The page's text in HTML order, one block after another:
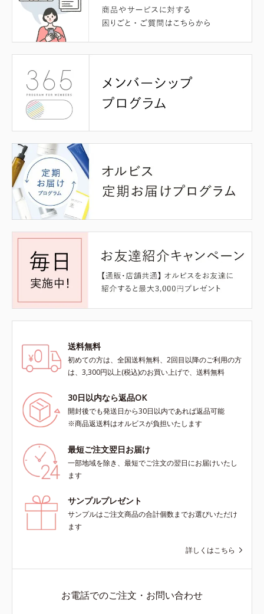
送料無料
初めての方は、全国送料無料、2回目以降のご利用の方
は、3,300円以上(税込)のお買い上げで、送料無料
30日以内なら返品OK
開封後でも発送日から30日以内であれば返品可能
※商品返送料はオルビスが負担いたします
最短ご注文翌日お届け
一部地域を除き、最短でご注文の翌日にお届けいたし
ます
サンプルプレゼント
サンプルはご注文商品の合計個数までお選びいただけ
ます
詳しくはこちら
お電話でのご注文・お問い合わせ